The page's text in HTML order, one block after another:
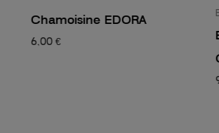
Chamoisine EDORA
6,00 €